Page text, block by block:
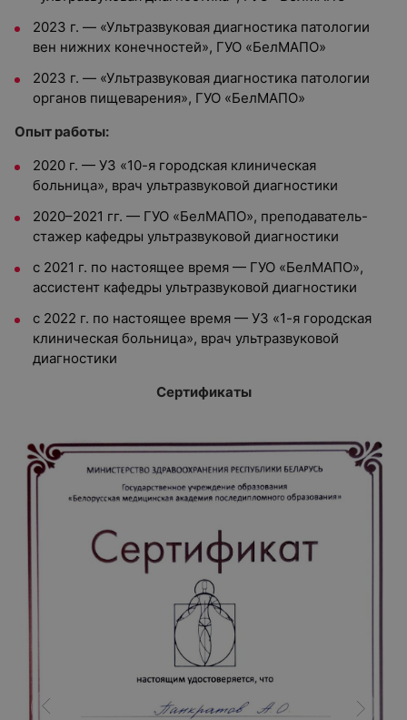
2023 г. — «Ультразвуковая диагностика патологии
вен нижних конечностей», ГУО «БелМАПО»
2023 г. — «Ультразвуковая диагностика патологии
органов пищеварения», ГУО «БелМАПО»
Опыт работы:
2020 г. — УЗ «10-я городская клиническая
больница», врач ультразвуковой диагностики
2020–2021 гг. — ГУО «БелМАПО», преподаватель-
стажер кафедры ультразвуковой диагностики
с 2021 г. по настоящее время — ГУО «БелМАПО»,
ассистент кафедры ультразвуковой диагностики
с 2022 г. по настоящее время — УЗ «1-я городская
клиническая больница», врач ультразвуковой
диагностики
Сертификаты